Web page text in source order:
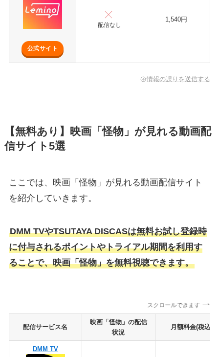
公式サイト
配信なし
1,540円
情報の誤りを送信する
【無料あり】映画「怪物」が見れる動画配
信サイト5選
ここでは、映画「怪物」が見れる動画配信サイト
を紹介していきます。
DMM TVやTSUTAYA DISCASは無料お試し登録時
に付与されるポイントやトライアル期間を利用す
ることで、映画「怪物」を無料視聴できます。
スクロールできます
配信サービス名
映画「怪物」の配信
状況
月額料金(税込)
DMM TV